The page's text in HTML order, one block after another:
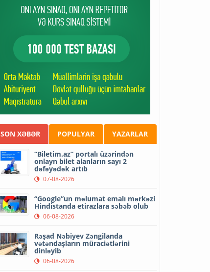
SON XƏBƏR POPULYAR YAZARLAR
“Biletim.az” portalı üzərindən
onlayn bilet alanların sayı 2
dəfəyədək artıb
07-08-2026
“Google”un məlumat emalı mərkəzi
Hindistanda etirazlara səbəb olub
06-08-2026
Rəşad Nəbiyev Zəngilanda
vətəndaşların müraciətlərini
dinləyib
06-08-2026